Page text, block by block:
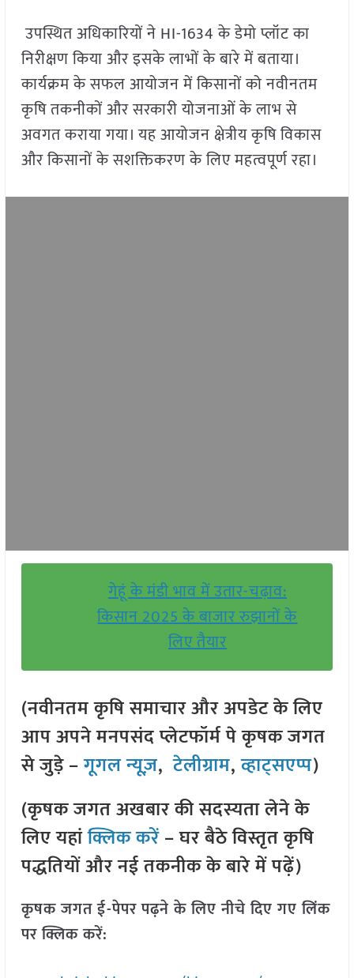
उपस्थित अधिकारियों ने HI-1634 के डेमो प्लॉट का
निरीक्षण किया और इसके लाभों के बारे में बताया।
कार्यक्रम के सफल आयोजन में किसानों को नवीनतम
कृषि तकनीकों और सरकारी योजनाओं के लाभ से
अवगत कराया गया। यह आयोजन क्षेत्रीय कृषि विकास
और किसानों के सशक्तिकरण के लिए महत्वपूर्ण रहा।
गेहूं के मंडी भाव में उतार-चढ़ाव:
किसान 2025 के बाजार रुझानों के
लिए तैयार
(नवीनतम कृषि समाचार और अपडेट के लिए
आप अपने मनपसंद प्लेटफॉर्म पे कृषक जगत
से जुड़े –गूगल न्यूज़,टेलीग्राम,व्हाट्सएप्प)
(कृषक जगत अखबार की सदस्यता लेने के
लिए यहांक्लिक करें– घर बैठे विस्तृत कृषि
पद्धतियों और नई तकनीक के बारे में पढ़ें)
कृषक जगत ई-पेपर पढ़ने के लिए नीचे दिए गए लिंक
पर क्लिक करें: